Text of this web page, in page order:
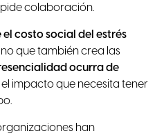
colaboración.
el costo social del estrés
que también crea las
ocurra de
impacto que necesita tener
han